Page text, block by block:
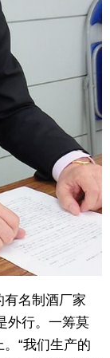
名制酒厂家
外行。一筹莫
“我们生产的